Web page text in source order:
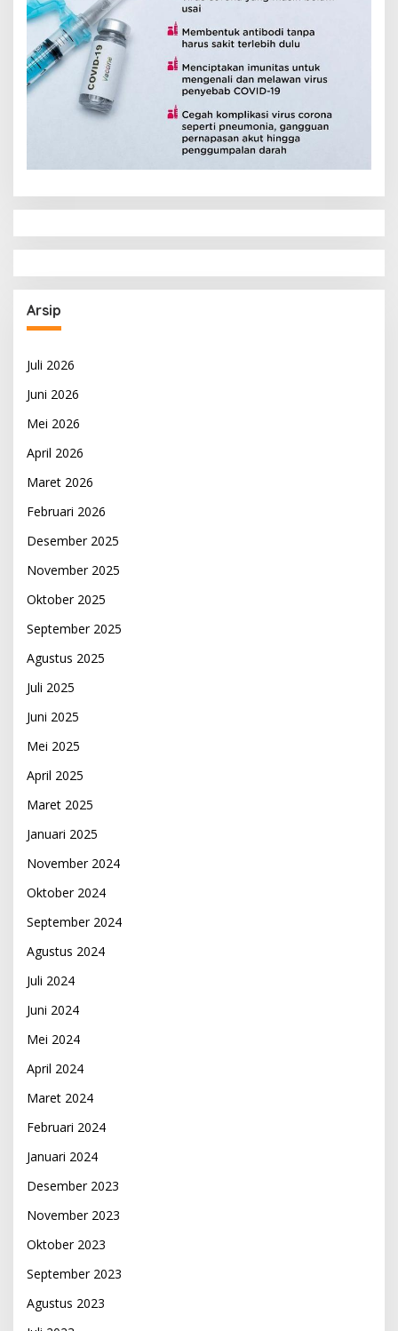
Arsip
Juli 2026
Juni 2026
Mei 2026
April 2026
Maret 2026
Februari 2026
Desember 2025
November 2025
Oktober 2025
September 2025
Agustus 2025
Juli 2025
Juni 2025
Mei 2025
April 2025
Maret 2025
Januari 2025
November 2024
Oktober 2024
September 2024
Agustus 2024
Juli 2024
Juni 2024
Mei 2024
April 2024
Maret 2024
Februari 2024
Januari 2024
Desember 2023
November 2023
Oktober 2023
September 2023
Agustus 2023